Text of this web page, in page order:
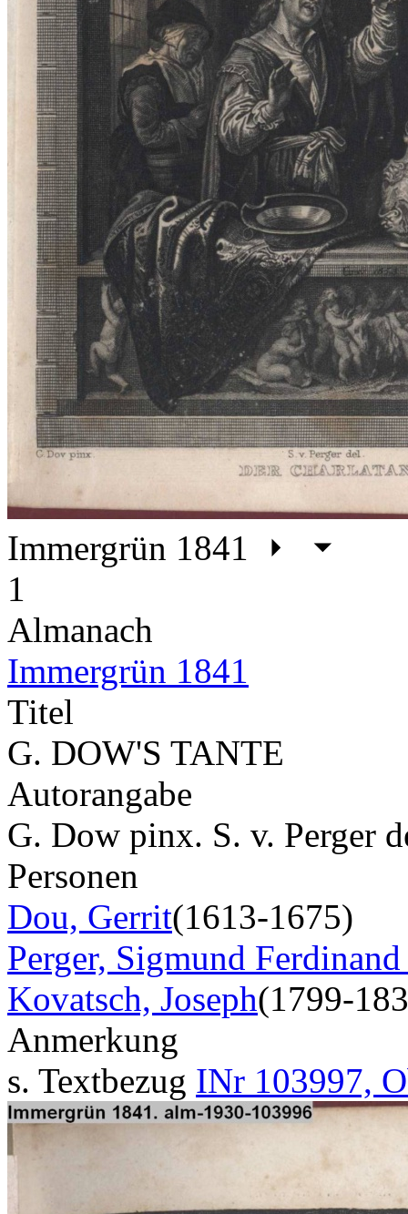
Immergrün 1841
1
Almanach
Immergrün 1841
Titel
G. DOW'S TANTE
Autorangabe
G. Dow pinx. S. v. Perger
Personen
Dou, Gerrit(1613-1675)
Perger, Sigmund
Kovatsch, Joseph(1799-
Anmerkung
s. Textbezug INr 103997,